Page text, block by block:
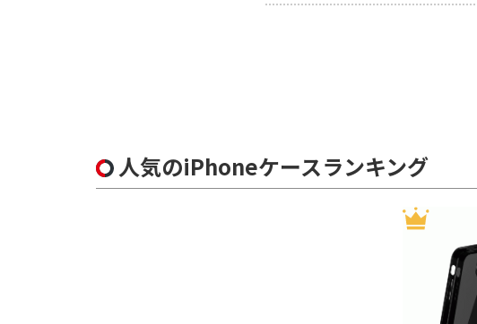
人気のiPhoneケースランキング